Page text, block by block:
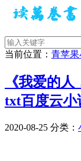
当前位置： 青苹果
《我爱的
txt百度云小
2020-08-25 分类：